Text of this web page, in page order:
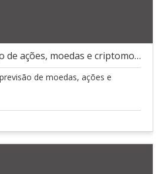
Previsão de Preço de ações, moedas e criptomoedas
de moedas, ações e